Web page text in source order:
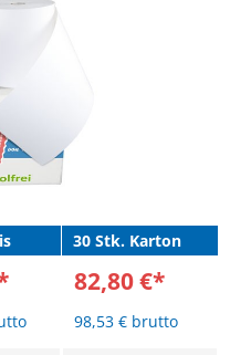
30 Stk. Karton
82,80 €*
98,53 € brutto